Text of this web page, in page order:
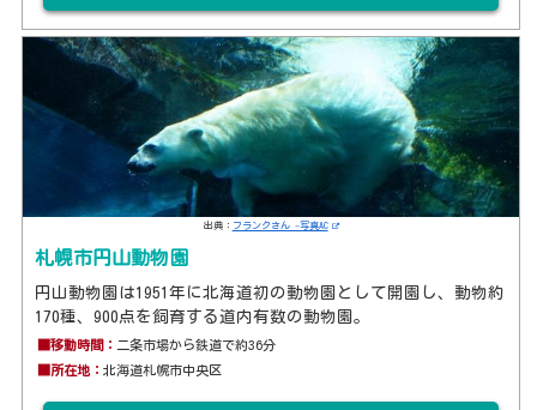
出典： フランクさん -写真AC
札幌市円山動物園
円山動物園は1951年に北海道初の動物園として開園し、動物約
170種、900点を飼育する道内有数の動物園。
■移動時間： 二条市場から鉄道で約36分
■所在地：北海道札幌市中央区